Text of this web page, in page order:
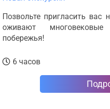
Позвольте пригласить вас
оживают многовековые
побережья!
6 часов